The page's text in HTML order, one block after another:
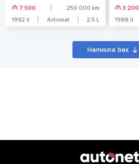
7 500 250 000 km
1992 il Avtomat 2.5 L
3 200
1988 il
Hamısına bax